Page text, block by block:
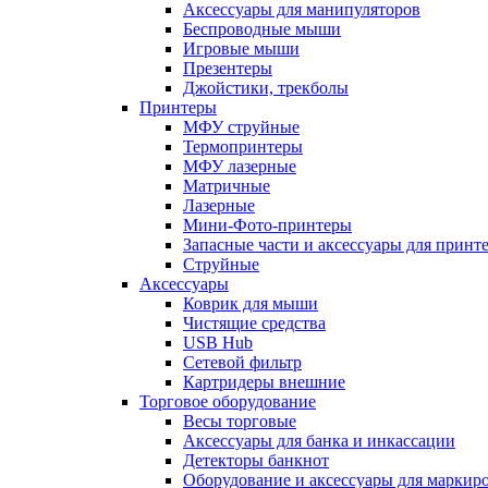
Аксессуары для манипуляторов
Беспроводные мыши
Игровые мыши
Презентеры
Джойстики, трекболы
Принтеры
МФУ струйные
Термопринтеры
МФУ лазерные
Матричные
Лазерные
Мини-Фото-принтеры
Запасные части и аксессуары для
Струйные
Аксессуары
Коврик для мыши
Чистящие средства
USB Hub
Сетевой фильтр
Картридеры внешние
Торговое оборудование
Весы торговые
Аксессуары для банка и инкассации
Детекторы банкнот
Оборудование и аксессуары для